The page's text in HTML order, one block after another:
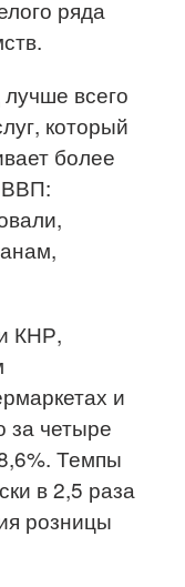
ряда
всего
который
более
ВВП:
КНР,
и
за четыре
Темпы
в 2,5 раза
розницы